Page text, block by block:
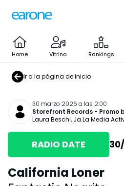
Home Vitrina Rankings
Ir a la página de inicio
30 marzo 2026 a las 2:00
Storefront Records - Promo
Laura Beschi, Ja.La Media
RADIO DATE
California Loner